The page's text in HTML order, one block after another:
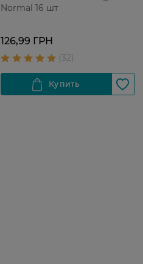
Normal 16 шт
126,99 ГРН